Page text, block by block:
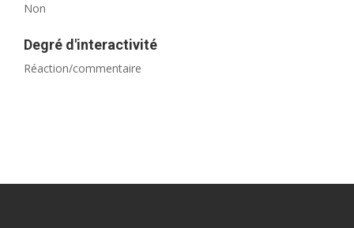
Non
Degré d'interactivité
Réaction/commentaire